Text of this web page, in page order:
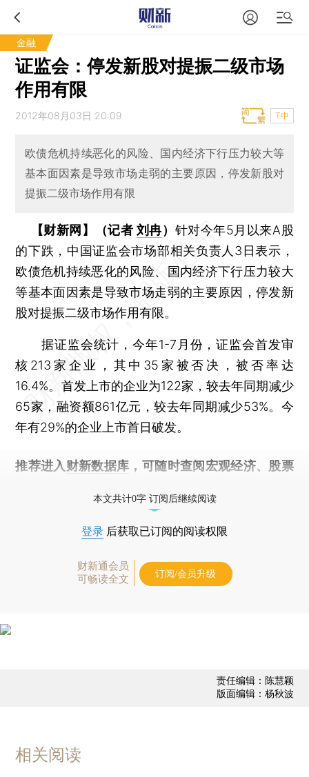
金融
证监会：停发新股对提振二级市场
作用有限
2012年08月03日 20:09 T中
欧债危机持续恶化的风险、国内经济下行压力较大等
基本面因素是导致市场走弱的主要原因，停发新股对
提振二级市场作用有限
【财新网】（记者 刘冉） 针对今年5月以来A股
的下跌，中国证监会市场部相关负责人3日表示，
欧债危机持续恶化的风险、国内经济下行压力较大
等基本面因素是导致市场走弱的主要原因，停发新
股对提振二级市场作用有限。
据证监会统计，今年1-7月份，证监会首发审
核213家企业，其中35家被否决，被否率达
16.4%。首发上市的企业为122家，较去年同期减少
65家，融资额861亿元，较去年同期减少53%。今
年有29%的企业上市首日破发。
推荐进入 财新数据库 ，可随时查阅宏观经济、股票
本文共计0字 订阅后继续阅读
登录 后获取已订阅的阅读权限
财新通会员
可畅读全文
订阅/会员升级
责任编辑：陈慧颖
版面编辑：杨秋波
相关阅读